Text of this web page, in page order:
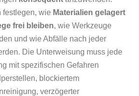
festlegen, wie Materialien gelagert
frei bleiben, wie Werkzeuge
und wie Abfälle nach jeder
Die Unterweisung muss jede
mit spezifischen Gefahren
blockiertem
verzögerter